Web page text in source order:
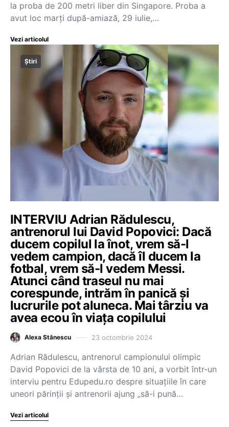
la proba de 200 metri liber din Singapore. Proba a
avut loc marți după-amiază, 29 iulie,…
Vezi articolul
Știri
INTERVIU Adrian Rădulescu,
antrenorul lui David Popovici: Dacă
ducem copilul la înot, vrem să-l
vedem campion, dacă îl ducem la
fotbal, vrem să-l vedem Messi.
Atunci când traseul nu mai
corespunde, intrăm în panică și
lucrurile pot aluneca. Mai târziu va
avea ecou în viața copilului
Alexa Stănescu 23 octombrie 2024
Adrian Rădulescu, antrenorul campionului olimpic
David Popovici de la vârsta de 10 ani, a vorbit într-un
interviu pentru Edupedu.ro despre situațiile în care
uneori părinții și antrenorii ajung „să-i pună…
Vezi articolul